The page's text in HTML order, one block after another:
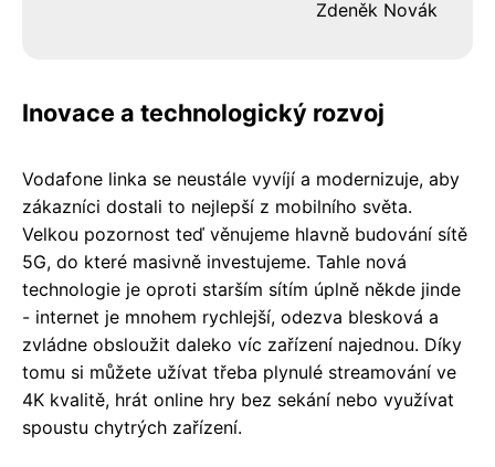
Zdeněk Novák
Inovace a technologický rozvoj
Vodafone linka se neustále vyvíjí a modernizuje, aby
zákazníci dostali to nejlepší z mobilního světa.
Velkou pozornost teď věnujeme hlavně budování sítě
5G, do které masivně investujeme. Tahle nová
technologie je oproti starším sítím úplně někde jinde
- internet je mnohem rychlejší, odezva blesková a
zvládne obsloužit daleko víc zařízení najednou. Díky
tomu si můžete užívat třeba plynulé streamování ve
4K kvalitě, hrát online hry bez sekání nebo využívat
spoustu chytrých zařízení.